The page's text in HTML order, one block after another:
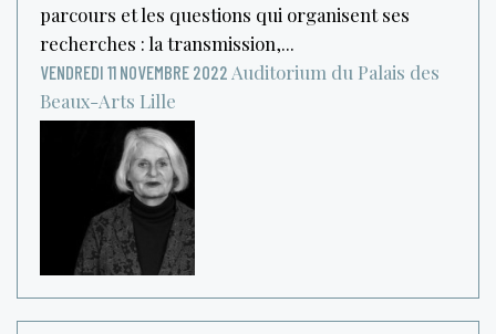
parcours et les questions qui organisent ses
recherches : la transmission,...
VENDREDI 11 NOVEMBRE 2022 Auditorium du Palais des
Beaux-Arts Lille